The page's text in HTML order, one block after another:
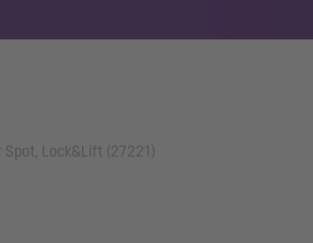
Lock&Lift (27221)